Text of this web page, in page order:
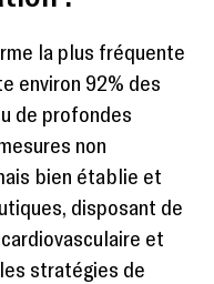
la plus fréquente
environ 92% des
de profondes
non
bien établie et
disposant de
et
stratégies de